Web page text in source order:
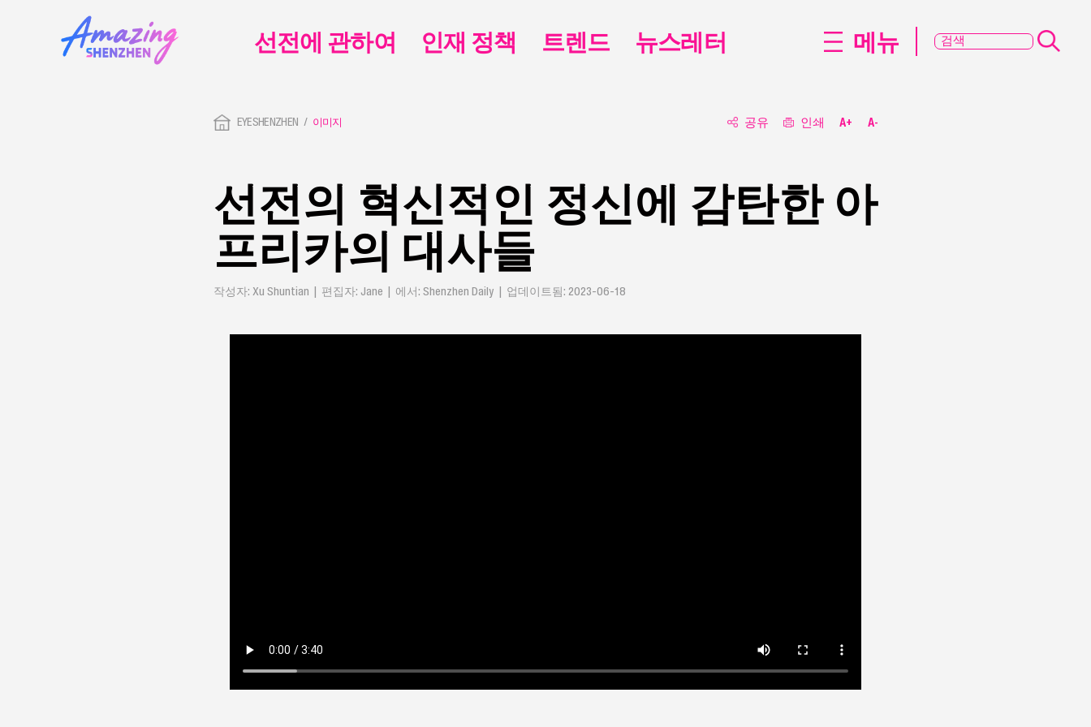
EYESHENZHEN 이미지 공유 인쇄 A+ A-
선전의 혁신적인 정신에 감탄한 아
프리카의 대사들
작성자: Xu Shuntian | 편집자: Jane | 에서: Shenzhen Daily | 업데이트됨: 2023-06-18
선전에 관하여 인재 정책 트렌드 뉴스레터 메뉴